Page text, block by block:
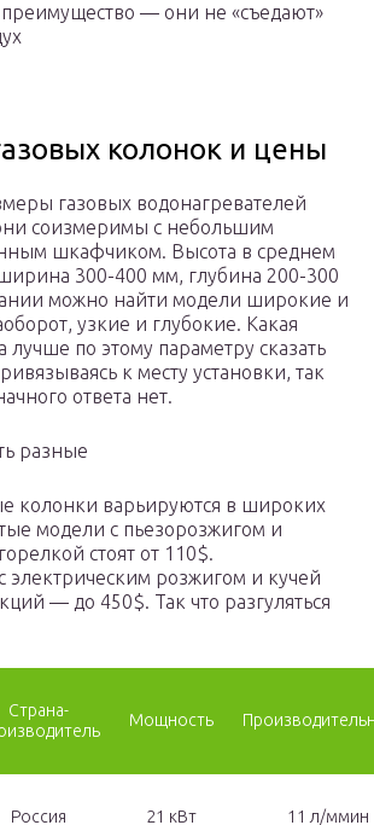
— они не «съедают»
колонок и цены
газовых водонагревателей
соизмеримы с небольшим
шкафчиком. Высота в среднем
300-400 мм, глубина 200-300
можно найти модели широкие и
узкие и глубокие. Какая
лучше по этому параметру сказать
к месту установки, так
ответа нет.
разные
колонки варьируются в широких
модели с пьезорозжигом и
стоят от 110$.
электрическим розжигом и кучей
— до 450$. Так что разгуляться
Страна-
Мощность
Россия 21 кВт 11 л/ммин